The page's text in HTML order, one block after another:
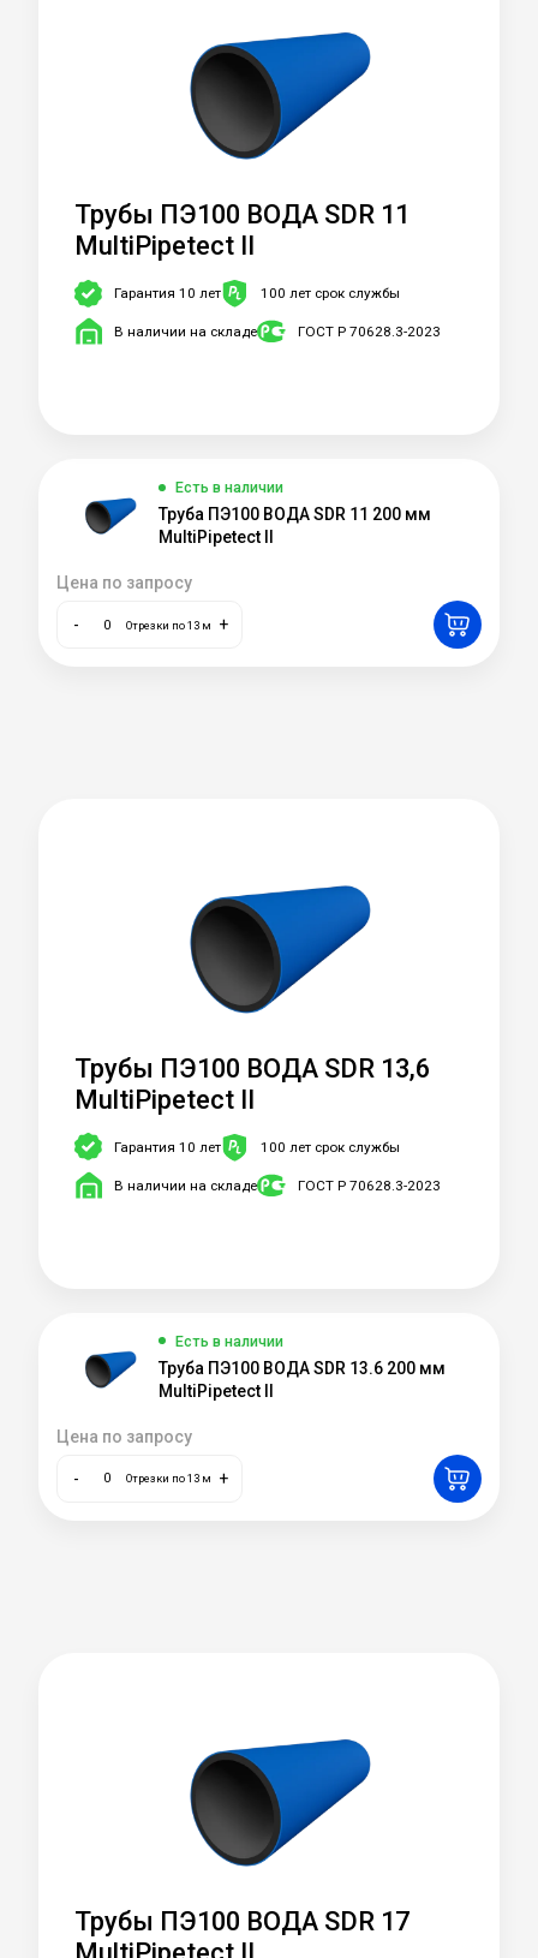
Трубы ПЭ100 ВОДА SDR 11
MultiPipetect II
Гарантия 10 лет 100 лет срок службы
В наличии на складе ГОСТ Р 70628.3-2023
Есть в наличии
Труба ПЭ100 ВОДА SDR 11 200 мм
MultiPipetect II
Цена по запросу
- Отрезки по 13 м +
Трубы ПЭ100 ВОДА SDR 13,6
MultiPipetect II
Гарантия 10 лет 100 лет срок службы
В наличии на складе ГОСТ Р 70628.3-2023
Есть в наличии
Труба ПЭ100 ВОДА SDR 13.6 200 мм
MultiPipetect II
Цена по запросу
- Отрезки по 13 м +
Трубы ПЭ100 ВОДА SDR 17